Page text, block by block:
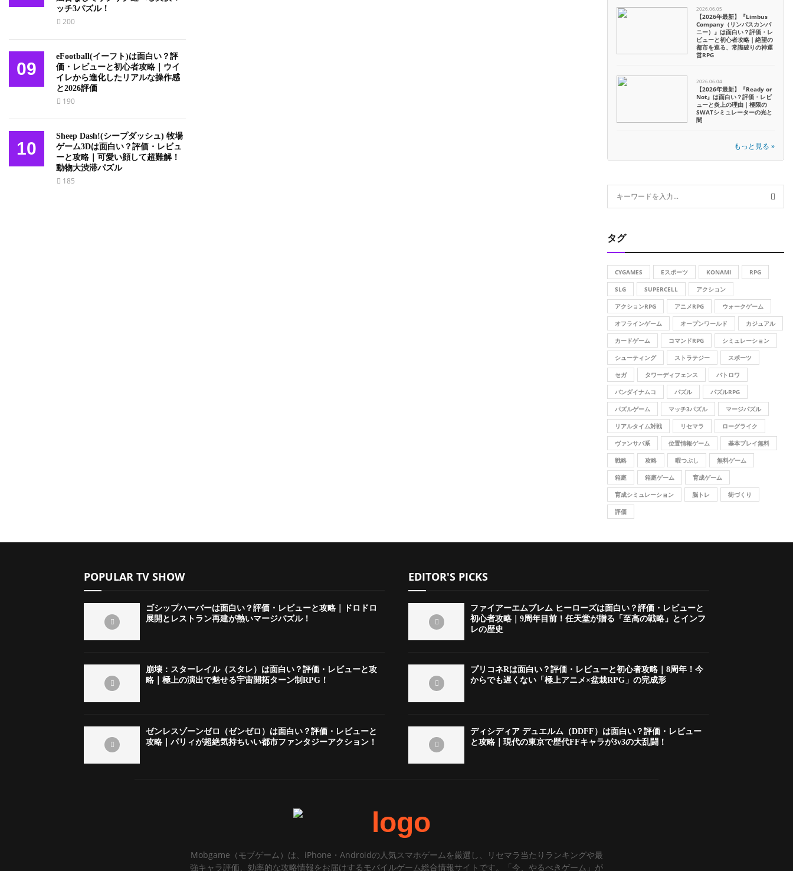
ッチ3パズル！
200
09
eFootball(イーフト)は面白い？評
価・レビューと初心者攻略｜ウイ
イレから進化したリアルな操作感
と2026評価
190
10
Sheep Dash!(シープダッシュ) 牧場
ゲーム3Dは面白い？評価・レビュ
ーと攻略｜可愛い顔して超難解！
動物大渋滞パズル
185
2026.06.05
【2026年最新】『Limbus
Company（リンバスカンパ
ニー）』は面白い？評価・レ
ビューと初心者攻略｜絶望の
都市を巡る、常識破りの神運
営RPG
2026.06.04
【2026年最新】『Ready or
Not』は面白い？評価・レビ
ューと炎上の理由｜極限の
SWATシミュレーターの光と
闇
もっと見る »
c
h
f
o
:
C
H
タグ
CYGAMES Eスポーツ KONAMI RPG
SLG SUPERCELL アクション
アクションRPG アニメRPG ウォークゲーム
オフラインゲーム オープンワールド カジュアル
カードゲーム コマンドRPG シミュレーション
シューティング ストラテジー スポーツ
セガ タワーディフェンス バトロワ
バンダイナムコ パズル パズルRPG
パズルゲーム マッチ3パズル マージパズル
リアルタイム対戦 リセマラ ローグライク
ヴァンサバ系 位置情報ゲーム 基本プレイ無料
戦略 攻略 暇つぶし 無料ゲーム
箱庭 箱庭ゲーム 育成ゲーム
育成シミュレーション 脳トレ 街づくり
評価
POPULAR TV SHOW
ゴシップハーバーは面白い？評価・レビューと攻略｜ドロドロ
展開とレストラン再建が熱いマージパズル！
崩壊：スターレイル（スタレ）は面白い？評価・レビューと攻
略｜極上の演出で魅せる宇宙開拓ターン制RPG！
ゼンレスゾーンゼロ（ゼンゼロ）は面白い？評価・レビューと
攻略｜パリィが超絶気持ちいい都市ファンタジーアクション！
EDITOR'S PICKS
ファイアーエムブレム ヒーローズは面白い？評価・レビューと
初心者攻略｜9周年目前！任天堂が贈る「至高の戦略」とインフ
レの歴史
プリコネRは面白い？評価・レビューと初心者攻略｜8周年！今
からでも遅くない「極上アニメ×盆栽RPG」の完成形
ディシディア デュエルム（DDFF）は面白い？評価・レビュー
と攻略｜現代の東京で歴代FFキャラが3v3の大乱闘！
Mobgame（モブゲーム）は、iPhone・Androidの人気スマホゲームを厳選し、リセマラ当たりランキングや最
強キャラ評価、効率的な攻略情報をお届けするモバイルゲーム総合情報サイトです。「今、やるべきゲーム」が